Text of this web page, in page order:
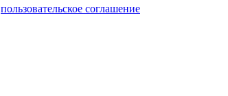
пользовательское соглашение